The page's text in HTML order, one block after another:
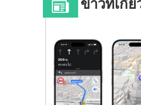
ข่าวที่เกี่ย